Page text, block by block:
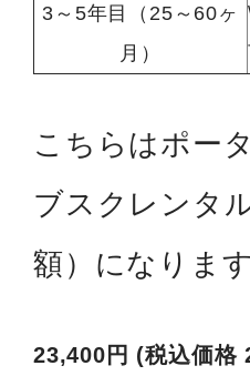
3～5年目（25～60ヶ
月）
こちらはポー
ブスクレンタ
額）になります
23,400円 (税込価格